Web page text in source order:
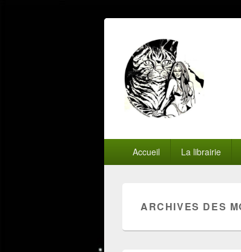
principalAccueil La librairie
ARCHIVES DES